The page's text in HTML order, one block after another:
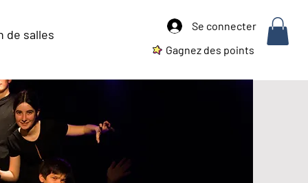
Se connecter
Gagnez des points
de salles